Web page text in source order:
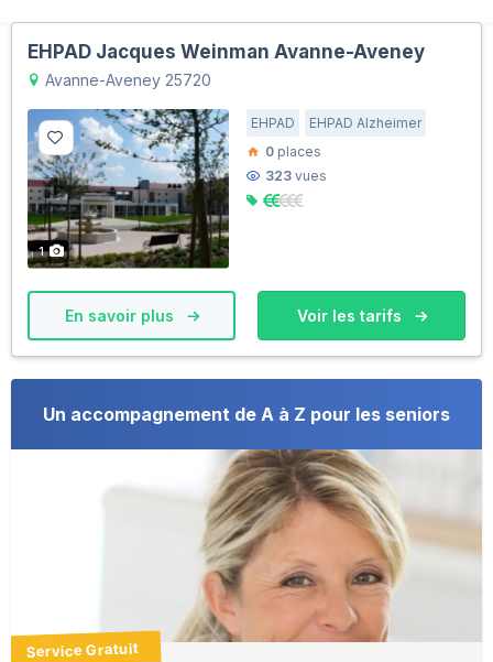
EHPAD Jacques Weinman Avanne-Aveney
Avanne-Aveney 25720
1
EHPAD
EHPAD Alzheimer
0 places
323 vues
En savoir plus Voir les tarifs
Un accompagnement de A à Z pour les seniors
Service Gratuit